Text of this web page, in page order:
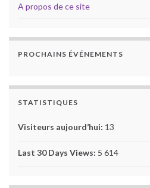
A propos de ce site
PROCHAINS ÉVÉNEMENTS
STATISTIQUES
Visiteurs aujourd’hui: 13
Last 30 Days Views: 5 614